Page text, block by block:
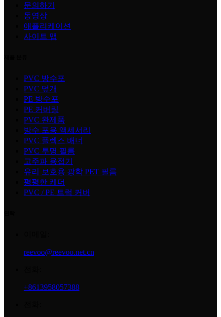
문의하기
동영상
애플리케이션
사이트 맵
PVC 방수포
PVC 덮개
PE 방수포
PE 커버링
PVC 완제품
방수 포용 액세서리
PVC 플렉스 배너
PVC 투명 필름
고주파 용접기
유리 보호용 광학 PET 필름
평평한 케더
PVC / PE 트럭 커버
reevoo@reevoo.net.cn
+8613958057388